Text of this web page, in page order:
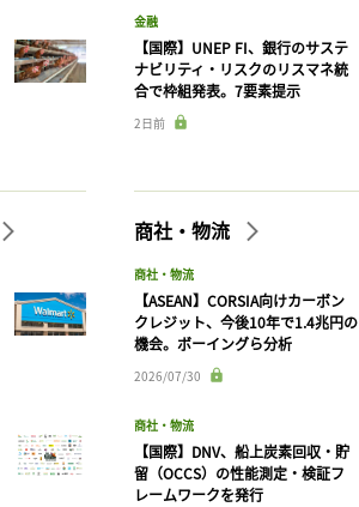
金融
【国際】UNEP FI、銀行のサステ
ナビリティ・リスクのリスマネ統
合で枠組発表。7要素提示
2日前
商社・物流
商社・物流
【ASEAN】CORSIA向けカーボン
クレジット、今後10年で1.4兆円の
機会。ボーイングら分析
2026/07/30
商社・物流
【国際】DNV、船上炭素回収・貯
留（OCCS）の性能測定・検証フ
レームワークを発行